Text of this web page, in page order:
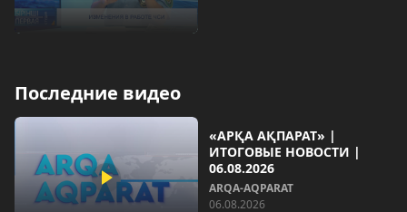
Последние видео
«АРҚА АҚПАРАТ» |
ИТОГОВЫЕ НОВОСТИ |
06.08.2026
ARQA-AQPARAT
06.08.2026